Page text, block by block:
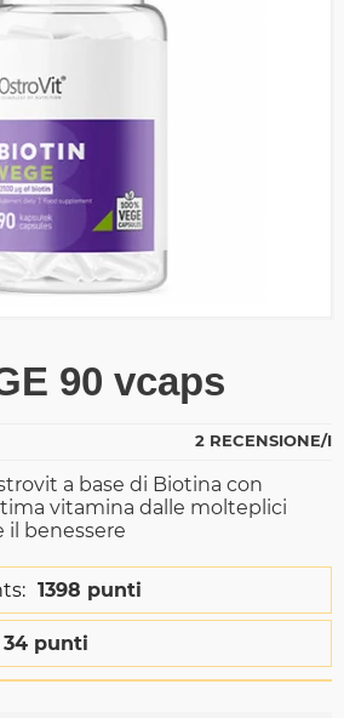
90 vcaps
2 RECENSIONE/I
a base di Biotina con
vitamina dalle molteplici
il benessere
1398 punti
34 punti